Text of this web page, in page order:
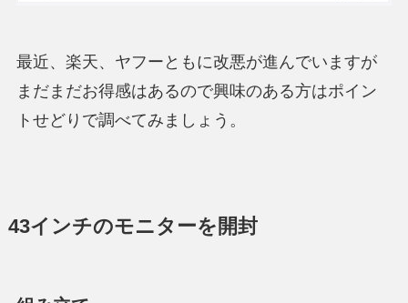
最近、楽天、ヤフーともに改悪が進んでいますが
まだまだお得感はあるので興味のある方はポイン
トせどりで調べてみましょう。
43インチのモニターを開封